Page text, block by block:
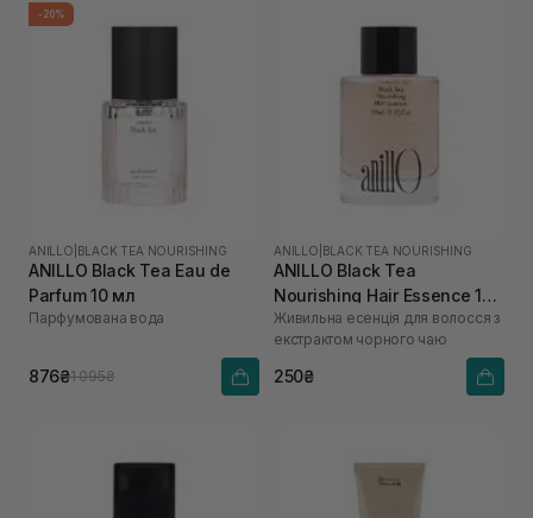
-20%
ANILLO BLACK TEA NOURISHING
ANILLO Black Tea Eau de
Parfum 10 мл
Парфумована вода
876₴1 095₴
ANILLO BLACK TEA NOURISHING
ANILLO Black Tea
Nourishing Hair Essence 10
мл
Живильна есенція для волосся з
екстрактом чорного чаю
250₴